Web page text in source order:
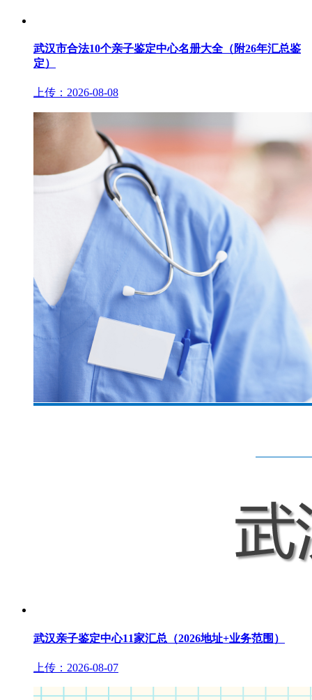
武汉市合法10个亲子鉴定中心名册大全（附26年汇总鉴
定）
上传：2026-08-08
武汉亲子鉴定中心11家汇总（2026地址+业务范围）
上传：2026-08-07